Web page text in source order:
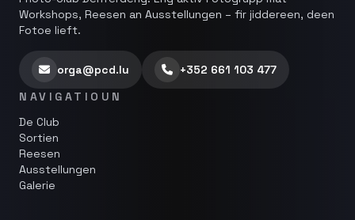
Workshops, Reesen an Ausstellungen – fir jiddereen, deen
Fotoe lieft.
orga@pcd.lu
+352 661 103 477
NAVIGATIOUN
De Club
Sortien
Reesen
Ausstellungen
Galerie